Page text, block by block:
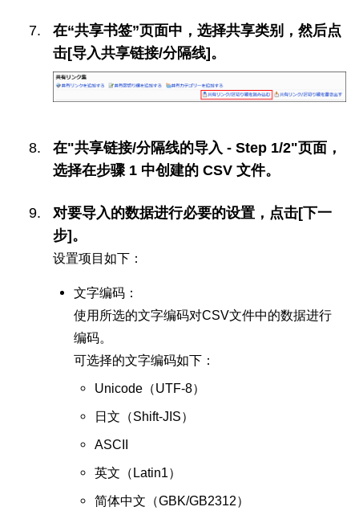
在“共享书签”页面中，选择共享类别，然后点
击[导入共享链接/分隔线]。
在"共享链接/分隔线的导入 - Step 1/2"页面，
选择在步骤 1 中创建的 CSV 文件。
对要导入的数据进行必要的设置，点击[下一
步]。
设置项目如下：
文字编码：
使用所选的文字编码对CSV文件中的数据进行
编码。
可选择的文字编码如下：
Unicode（UTF-8）
日文（Shift-JIS）
ASCII
英文（Latin1）
简体中文（GBK/GB2312）